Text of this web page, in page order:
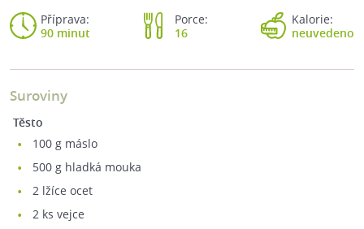
Příprava:
90 minut
Porce:
16
Kalorie:
neuvedeno
Suroviny
Těsto
100 g máslo
500 g hladká mouka
2 lžíce ocet
2 ks vejce